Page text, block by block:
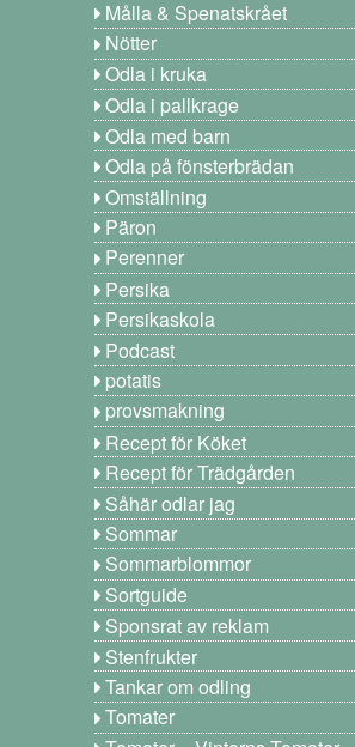
Målla & Spenatskrået
Nötter
Odla i kruka
Odla i pallkrage
Odla med barn
Odla på fönsterbrädan
Omställning
Päron
Perenner
Persika
Persikaskola
Podcast
potatis
provsmakning
Recept för Köket
Recept för Trädgården
Såhär odlar jag
Sommar
Sommarblommor
Sortguide
Sponsrat av reklam
Stenfrukter
Tankar om odling
Tomater